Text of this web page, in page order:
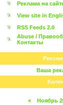
Реклама на
View site in
RSS Feeds 2.0
Abuse /
Контакты
Ваша
« Ноябрь